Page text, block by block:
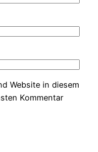
Website in diesem
Kommentar